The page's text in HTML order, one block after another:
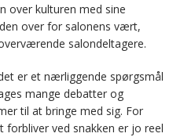
over kulturen med sine
over for salonens vært,
salondeltagere.
er et nærliggende spørgsmål
mange debatter og
til at bringe med sig. For
ved snakken er jo reel